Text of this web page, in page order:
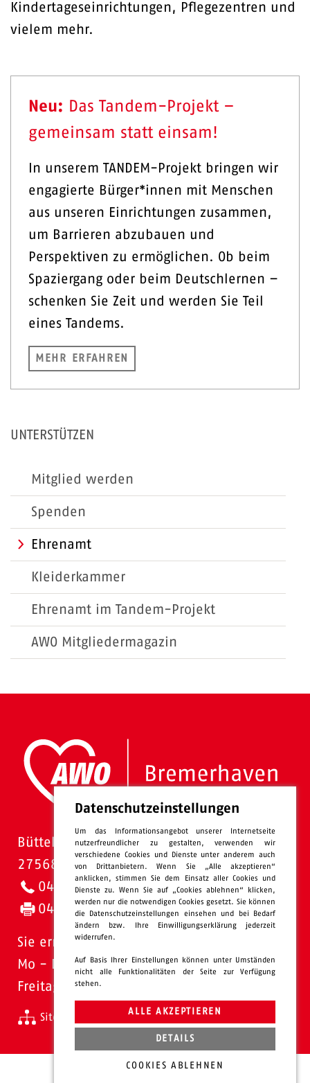
Kindertageseinrichtungen, Pflegezentren und
vielem mehr.
Neu: Das Tandem-Projekt –
gemeinsam statt einsam!
In unserem TANDEM-Projekt bringen wir
engagierte Bürger*innen mit Menschen
aus unseren Einrichtungen zusammen,
um Barrieren abzubauen und
Perspektiven zu ermöglichen. Ob beim
Spaziergang oder beim Deutschlernen –
schenken Sie Zeit und werden Sie Teil
eines Tandems.
MEHR ERFAHREN
UNTERSTÜTZEN
Mitglied werden
Spenden
Ehrenamt
Kleiderkammer
Ehrenamt im Tandem-Projekt
AWO Mitgliedermagazin
Bütteler Straße 1
27568 Bremerhaven
0471 - 95 47-0
0471 - 95 47-120
Sie erreichen uns:
Mo - Do: 08.00 - 16.00 Uhr
Freitags 08.00 - 13.00 Uhr
Sitemap Impressum Datenschutz
Datenschutzeinstellungen
Um das Informationsangebot unserer Internetseite
nutzerfreundlicher zu gestalten, verwenden wir
verschiedene Cookies und Dienste unter anderem auch
von Drittanbietern. Wenn Sie „Alle akzeptieren“
anklicken, stimmen Sie dem Einsatz aller Cookies und
Dienste zu. Wenn Sie auf „Cookies ablehnen“ klicken,
werden nur die notwendigen Cookies gesetzt. Sie können
die Datenschutzeinstellungen einsehen und bei Bedarf
ändern bzw. Ihre Einwilligungserklärung jederzeit
widerrufen.
Auf Basis Ihrer Einstellungen können unter Umständen
nicht alle Funktionalitäten der Seite zur Verfügung
stehen.
ALLE AKZEPTIEREN
DETAILS
COOKIES ABLEHNEN